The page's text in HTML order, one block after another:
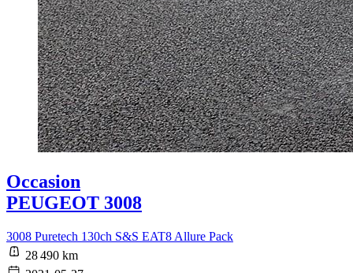
Occasion
PEUGEOT 3008
3008 Puretech 130ch S&S EAT8 Allure Pack
28 490 km